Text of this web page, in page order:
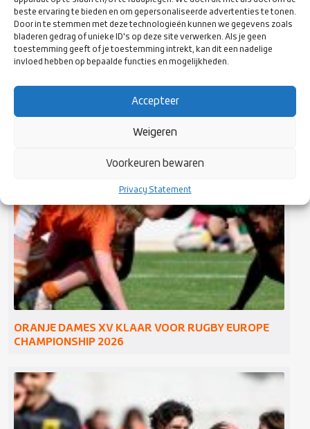
beste ervaring te bieden en om gepersonaliseerde advertenties te tonen.
Door in te stemmen met deze technologieën kunnen we gegevens zoals
bladeren gedrag of unieke ID's op deze site verwerken. Als je geen
toestemming geeft of je toestemming intrekt, kan dit een nadelige
invloed hebben op bepaalde functies en mogelijkheden.
Accepteer
Weigeren
Voorkeuren bewaren
Privacy Statement
RUGBY NEDERLAND PRESENTEERT VERNIEUWING
ORANJE DAMES XV KLAAR VOOR RUGBY EUROPE
CHAMPIONSHIP 2026